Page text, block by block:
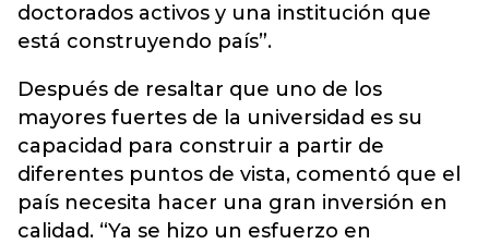
doctorados activos y una institución que
está construyendo país”.
Después de resaltar que uno de los
mayores fuertes de la universidad es su
capacidad para construir a partir de
diferentes puntos de vista, comentó que el
país necesita hacer una gran inversión en
calidad. “Ya se hizo un esfuerzo en